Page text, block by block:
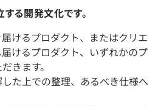
する開発文化です。
けるプロダクト、またはクリエ
けるプロダクト、いずれかのプ
きます。
た上での整理、あるべき仕様へ